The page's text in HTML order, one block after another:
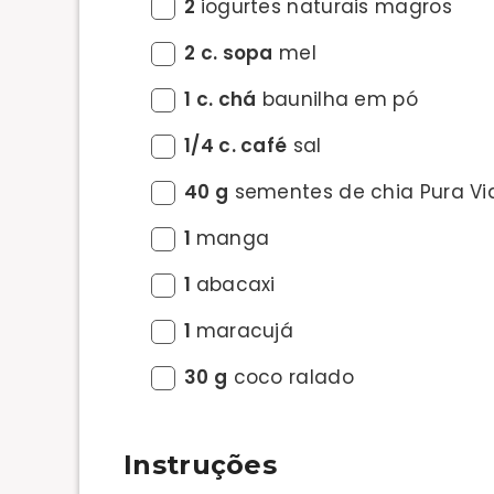
2 iogurtes naturais magros
2 c. sopa mel
1 c. chá baunilha em pó
1/4 c. café sal
40 g sementes de chia Pura
1 manga
1 abacaxi
1 maracujá
30 g coco ralado
Instruções